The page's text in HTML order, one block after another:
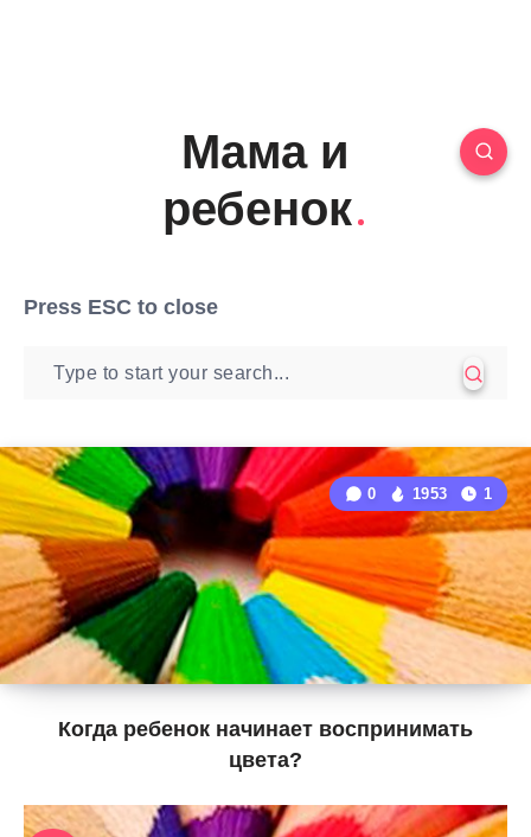
Мама и
ребенок
Press ESC to close
Когда ребенок начинает воспринимать
цвета?
0 1953 1